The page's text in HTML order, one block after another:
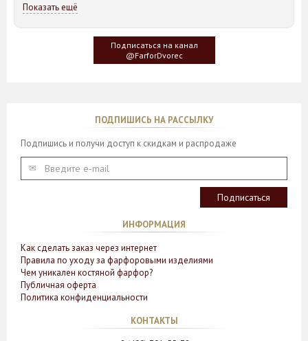
Идея такого дизайна предметов сервировки стола пришла
создателю, когда он впервые увидел дерево Гинкго Билоба,
у которого растут двойные листья, напоминающие крылья
Показать ещё
Подписаться на канал
@FarforDvorec
ПОДПИШИСЬ НА РАССЫЛКУ
Подпишись и получи доступ к скидкам и распродаже
ИНФОРМАЦИЯ
Как сделать заказ через интернет
Правила по уходу за фарфоровыми изделиями
Чем уникален костяной фарфор?
Публичная оферта
Политика конфиденциальности
КОНТАКТЫ